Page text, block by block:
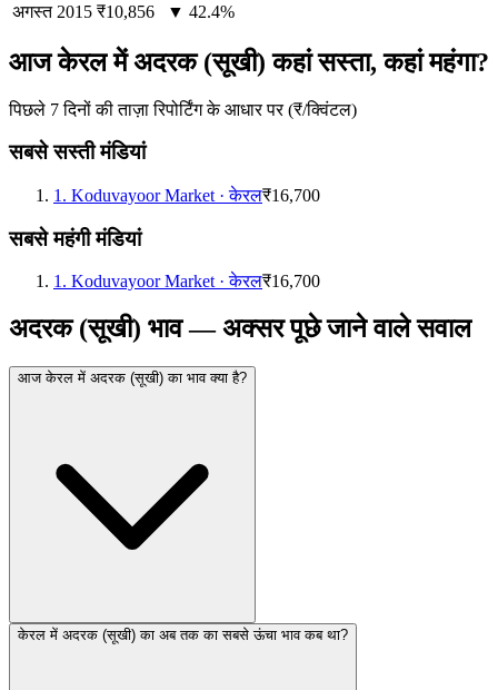
अगस्त 2015 ₹10,856 ▼ 42.4%
आज केरल में अदरक (सूखी) कहां सस्ता, कहां महंगा?
पिछले 7 दिनों की ताज़ा रिपोर्टिंग के आधार पर (₹/क्विंटल)
सबसे सस्ती मंडियां
1 . Koduvayoor Market ·केरल₹16,700
सबसे महंगी मंडियां
1. Koduvayoor Market·केरल₹16,700
अदरक (सूखी) भाव — अक्सर पूछे जाने वाले सवाल
आज केरल में अदरक (सूखी) का भाव क्या है?
केरल में अदरक (सूखी) का अब तक का सबसे ऊंचा भाव कब था?